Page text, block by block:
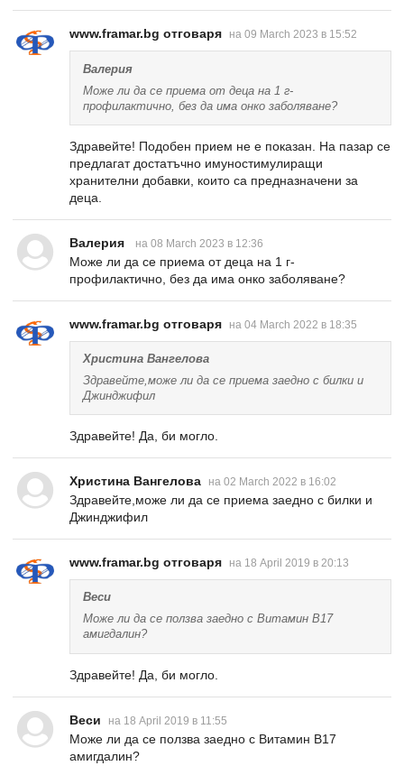
www.framar.bg отговаря на 09 March 2023 в 15:52
Валерия
Може ли да се приема от деца на 1 г-
профилактично, без да има онко заболяване?
Здравейте! Подобен прием не е показан. На пазар се
предлагат достатъчно имуностимулиращи
хранителни добавки, които са предназначени за
деца.
Валерия на 08 March 2023 в 12:36
Може ли да се приема от деца на 1 г-
профилактично, без да има онко заболяване?
www.framar.bg отговаря на 04 March 2022 в 18:35
Христина Вангелова
Здравейте,може ли да се приема заедно с билки и
Джинджифил
Здравейте! Да, би могло.
Христина Вангелова на 02 March 2022 в 16:02
Здравейте,може ли да се приема заедно с билки и
Джинджифил
www.framar.bg отговаря на 18 April 2019 в 20:13
Веси
Може ли да се ползва заедно с Витамин B17
амигдалин?
Здравейте! Да, би могло.
Веси на 18 April 2019 в 11:55
Може ли да се ползва заедно с Витамин B17
амигдалин?